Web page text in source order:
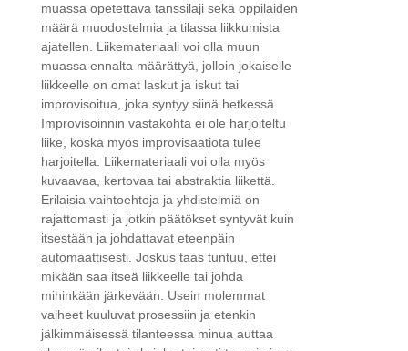
muassa opetettava tanssilaji sekä oppilaiden
määrä muodostelmia ja tilassa liikkumista
ajatellen. Liikemateriaali voi olla muun
muassa ennalta määrättyä, jolloin jokaiselle
liikkeelle on omat laskut ja iskut tai
improvisoitua, joka syntyy siinä hetkessä.
Improvisoinnin vastakohta ei ole harjoiteltu
liike, koska myös improvisaatiota tulee
harjoitella. Liikemateriaali voi olla myös
kuvaavaa, kertovaa tai abstraktia liikettä.
Erilaisia vaihtoehtoja ja yhdistelmiä on
rajattomasti ja jotkin päätökset syntyvät kuin
itsestään ja johdattavat eteenpäin
automaattisesti. Joskus taas tuntuu, ettei
mikään saa itseä liikkeelle tai johda
mihinkään järkevään. Usein molemmat
vaiheet kuuluvat prosessiin ja etenkin
jälkimmäisessä tilanteessa minua auttaa